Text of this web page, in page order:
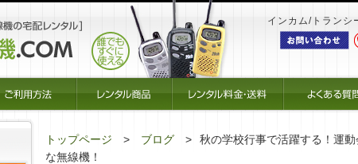
インカム/トランシ
トップページ ブログ
秋の学校行事で活躍する！運
な無線機！